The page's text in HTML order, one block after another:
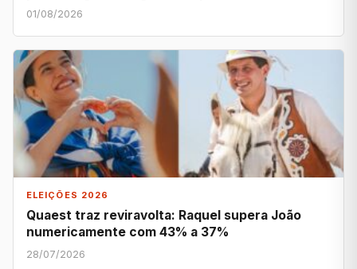
01/08/2026
ELEIÇÕES 2026
Quaest traz reviravolta: Raquel supera João
numericamente com 43% a 37%
28/07/2026